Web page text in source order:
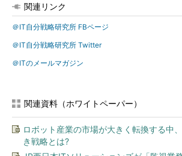
関連リンク
＠IT自分戦略研究所 FBページ
＠IT自分戦略研究所 Twitter
＠ITのメールマガジン
関連資料（ホワイトペーパー）
ロボット産業の市場が大きく転換する中
き戦略とは?